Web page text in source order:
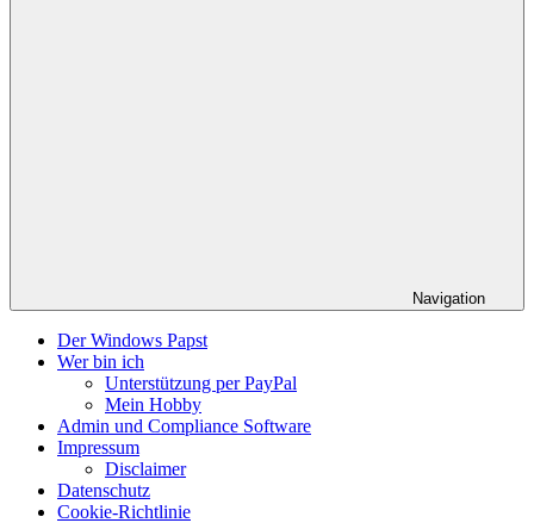
Navigation
Der Windows Papst
Wer bin ich
Unterstützung per PayPal
Mein Hobby
Admin und Compliance Software
Impressum
Disclaimer
Datenschutz
Cookie-Richtlinie